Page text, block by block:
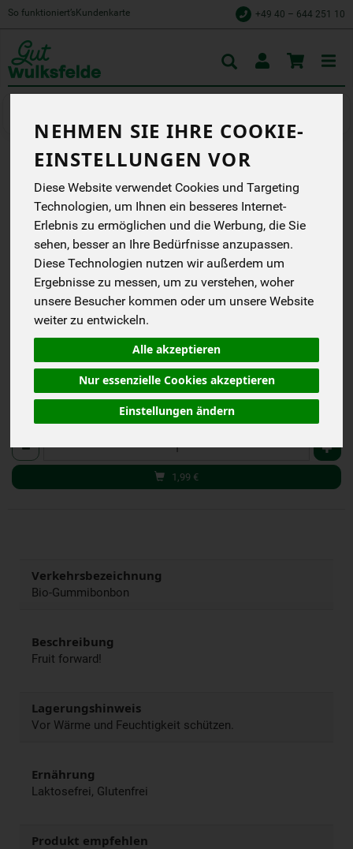
NEHMEN SIE IHRE COOKIE-
EINSTELLUNGEN VOR
Diese Website verwendet Cookies und Targeting
Technologien, um Ihnen ein besseres Internet-
Erlebnis zu ermöglichen und die Werbung, die Sie
sehen, besser an Ihre Bedürfnisse anzupassen.
Diese Technologien nutzen wir außerdem um
Ergebnisse zu messen, um zu verstehen, woher
unsere Besucher kommen oder um unsere Website
weiter zu entwickeln.
Alle akzeptieren
Nur essenzielle Cookies akzeptieren
Einstellungen ändern
So funktioniert’s Kundenkarte +49 40 – 644 251 10
NATURE GUMMIES
FAVORITE FRUIT
Fruit forward!
Treetopia
1,99 € * / 120 g
(16,58 € / kg)
120 g
1,99 €
Verkehrsbezeichnung
Bio-Gummibonbon
Beschreibung
Fruit forward!
Lagerungshinweis
Vor Wärme und Feuchtigkeit schützen.
Ernährung
Laktosefrei, Glutenfrei
Produkt empfehlen
Toggle
cart